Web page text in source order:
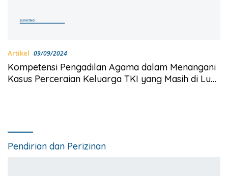
Artikel 09/09/2024
Kompetensi Pengadilan Agama dalam Menangani
Kasus Perceraian Keluarga TKI yang Masih di Luar
Pendirian dan Perizinan